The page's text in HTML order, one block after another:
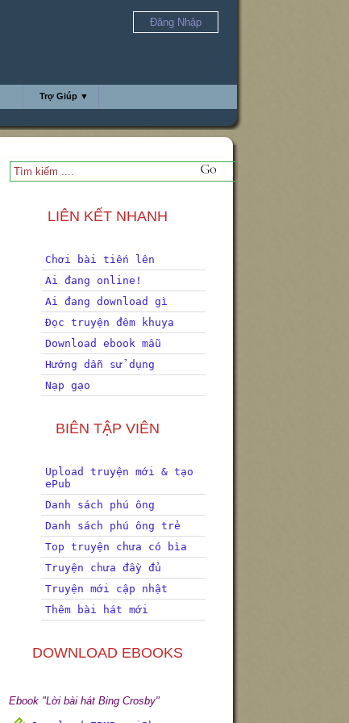
Đăng Nhập
Trợ Giúp ▼
LIÊN KẾT NHANH
Chơi bài tiến lên
Ai đang online!
Ai đang download gì
Đọc truyện đêm khuya
Download ebook mẫu
Hướng dẫn sử dụng
Nạp gạo
BIÊN TẬP VIÊN
Upload truyện mới & tạo
ePub
Danh sách phú ông
Danh sách phú ông trẻ
Top truyện chưa có bìa
Truyện chưa đầy đủ
Truyện mới cập nhật
Thêm bài hát mới
DOWNLOAD EBOOKS
Ebook "Lời bài hát Bing Crosby"